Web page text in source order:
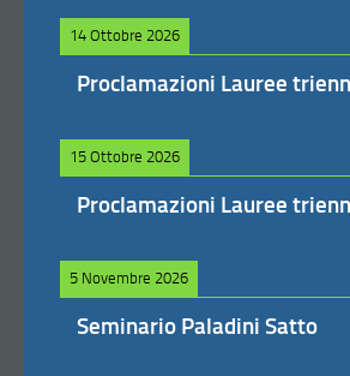
14 Ottobre 2026
Proclamazioni Lauree
15 Ottobre 2026
Proclamazioni Lauree
5 Novembre 2026
Seminario Paladini Satto